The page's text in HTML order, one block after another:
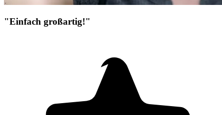
"Einfach großartig!"